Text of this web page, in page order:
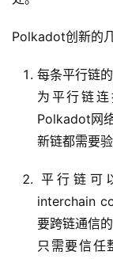
Polkadot创新的
每条平行链
为平行链
Polkadot网
新链都需要
平行链可
interchain
要跨链通信
只需要信任